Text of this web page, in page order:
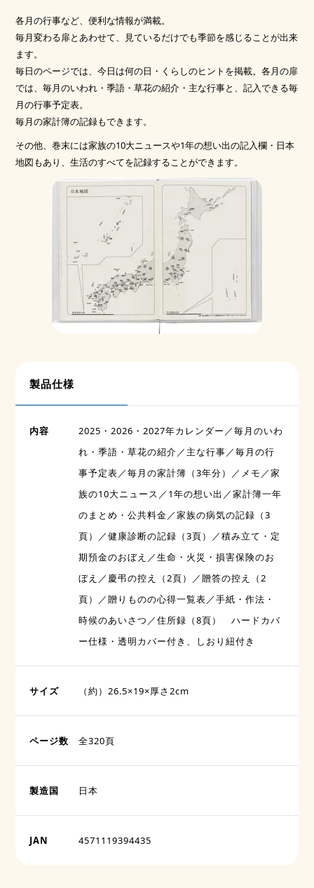
各月の行事など、便利な情報が満載。
毎月変わる扉とあわせて、見ているだけでも季節を感じることが出来
ます。
毎日のページでは、今日は何の日・くらしのヒントを掲載。各月の扉
では、毎月のいわれ・季語・草花の紹介・主な行事と、記入できる毎
月の行事予定表。
毎月の家計簿の記録もできます。
その他、巻末には家族の10大ニュースや1年の想い出の記入欄・日本
地図もあり、生活のすべてを記録することができます。
製品仕様
内容
2025・2026・2027年カレンダー／毎月のいわ
れ・季語・草花の紹介／主な行事／毎月の行
事予定表／毎月の家計簿（3年分）／メモ／家
族の10大ニュース／1年の想い出／家計簿一年
のまとめ・公共料金／家族の病気の記録（3
頁）／健康診断の記録（3頁）／積み立て・定
期預金のおぼえ／生命・火災・損害保険のお
ぼえ／慶弔の控え（2頁）／贈答の控え（2
頁）／贈りものの心得一覧表／手紙・作法・
時候のあいさつ／住所録（8頁） ハードカバ
ー仕様・透明カバー付き、しおり紐付き
サイズ （約）26.5×19×厚さ2cm
ページ数 全320頁
製造国 日本
JAN 4571119394435